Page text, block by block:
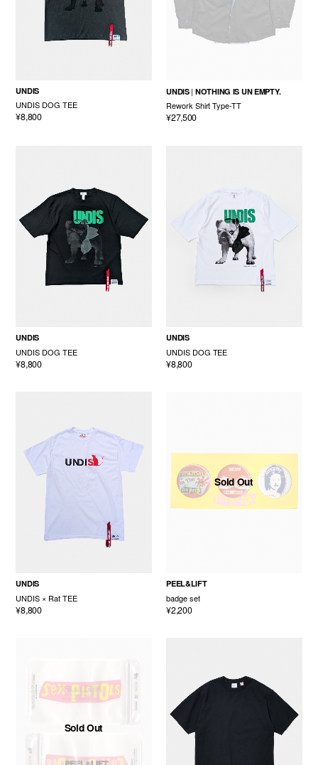
UNDIS
UNDIS DOG TEE
¥8,800
UNDIS NOTHING IS UN EMPTY.
Rework Shirt Type-TT
¥27,500
UNDIS
UNDIS DOG TEE
¥8,800
UNDIS
UNDIS DOG TEE
¥8,800
UNDIS
UNDIS × Rat TEE
¥8,800
Sold Out
PEEL&LIFT
badge set
¥2,200
Sold Out